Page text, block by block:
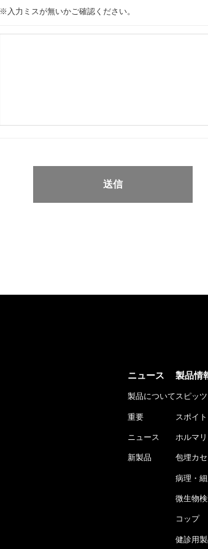
※入力ミスが無いかご確認ください。
ニュース
製品について
重要
ニュース
新製品
製品情
スピッ
スポイ
ホルマ
包埋カセ
病理・
微生物
コップ
健診用